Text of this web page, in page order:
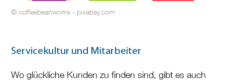
© coffeebeanworks - pixabay.com
Servicekultur und Mitarbeiter
Wo glückliche Kunden zu finden sind, gibt es auch